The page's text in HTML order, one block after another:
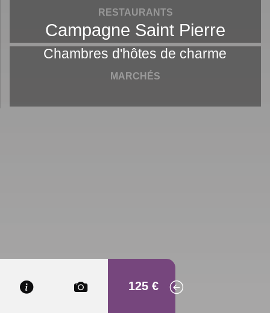
Campagne Saint Pierre
Chambres d'hôtes de charme
125 €
RESTAURANTS
MARCHÉS